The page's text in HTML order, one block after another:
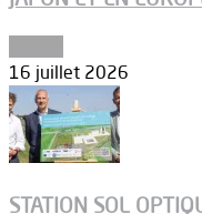
16 juillet 2026
STATION SOL